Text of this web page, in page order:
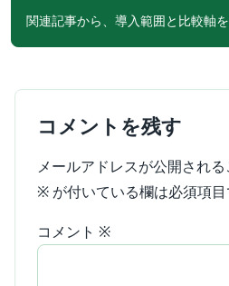
関連記事から、導入範囲と比較軸
コメントを残す
メールアドレスが公開される
※ が付いている欄は必須項
コメント ※